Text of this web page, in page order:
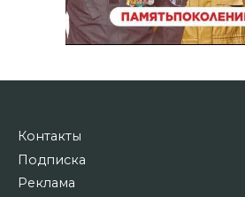
Контакты
Подписка
Реклама